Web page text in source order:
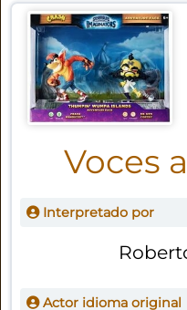
Voces
Interpretado por
Actor idioma original